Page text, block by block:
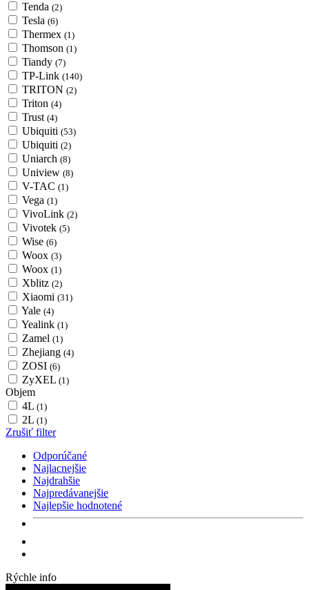
Tenda (2)
Tesla (6)
Thermex (1)
Thomson (1)
Tiandy (7)
TP-Link (140)
TRITON (2)
Triton (4)
Trust (4)
Ubiquiti (53)
Ubiquiti (2)
Uniarch (8)
Uniview (8)
V-TAC (1)
Vega (1)
VivoLink (2)
Vivotek (5)
Wise (6)
Woox (3)
Woox (1)
Xblitz (2)
Xiaomi (31)
Yale (4)
Yealink (1)
Zamel (1)
Zhejiang (4)
ZOSI (6)
ZyXEL (1)
Objem
4L (1)
2L (1)
Zrušiť filter
Odporúčané
Najlacnejšie
Najdrahšie
Najpredávanejšie
Najlepšie hodnotené
Rýchle info